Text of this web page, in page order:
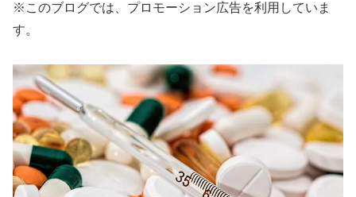
※このブログでは、プロモーション広告を利用していま
す。